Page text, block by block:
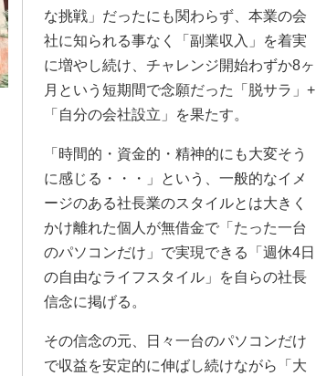
な挑戦」だったにも関わらず、本業の会
社に知られる事なく「副業収入」を着実
に増やし続け、チャレンジ開始わずか8ヶ
月という短期間で念願だった「脱サラ」+
「自分の会社設立」を果たす。
「時間的・資金的・精神的にも大変そう
に感じる・・・」という、一般的なイメ
ージのある社長業のスタイルとは大きく
かけ離れた個人が無借金で「たった一台
のパソコンだけ」で実現できる「週休4日
の自由なライフスタイル」を自らの社長
信念に掲げる。
その信念の元、日々一台のパソコンだけ
で収益を安定的に伸ばし続けながら「大